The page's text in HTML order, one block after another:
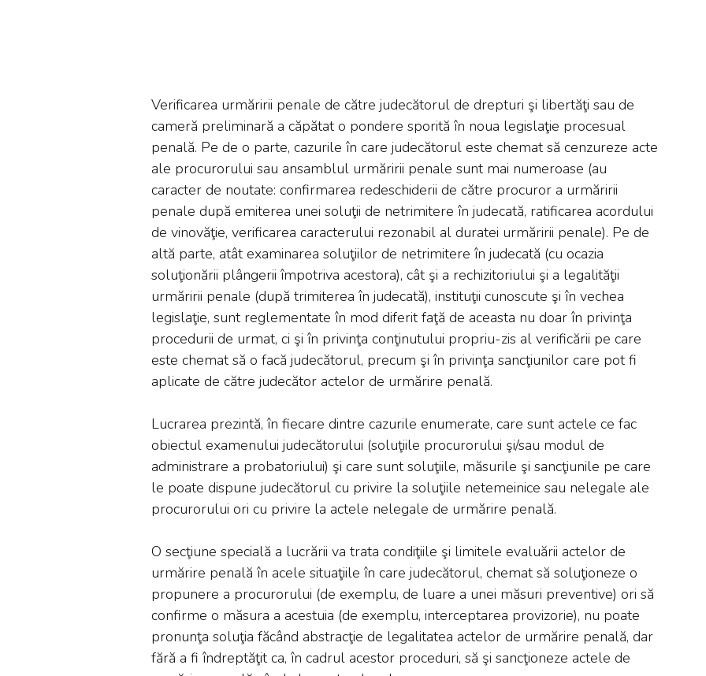
Verificarea urmăririi penale de către judecătorul de drepturi şi libertăţi sau de
cameră preliminară a căpătat o pondere sporită în noua legislaţie procesual
penală. Pe de o parte, cazurile în care judecătorul este chemat să cenzureze acte
ale procurorului sau ansamblul urmăririi penale sunt mai numeroase (au
caracter de noutate: confirmarea redeschiderii de către procuror a urmăririi
penale după emiterea unei soluţii de netrimitere în judecată, ratificarea acordului
de vinovăţie, verificarea caracterului rezonabil al duratei urmăririi penale). Pe de
altă parte, atât examinarea soluţiilor de netrimitere în judecată (cu ocazia
soluţionării plângerii împotriva acestora), cât şi a rechizitoriului şi a legalităţii
urmăririi penale (după trimiterea în judecată), instituţii cunoscute şi în vechea
legislaţie, sunt reglementate în mod diferit faţă de aceasta nu doar în privinţa
procedurii de urmat, ci şi în privinţa conţinutului propriu-zis al verificării pe care
este chemat să o facă judecătorul, precum şi în privinţa sancţiunilor care pot fi
aplicate de către judecător actelor de urmărire penală.
Lucrarea prezintă, în fiecare dintre cazurile enumerate, care sunt actele ce fac
obiectul examenului judecătorului (soluţiile procurorului şi/sau modul de
administrare a probatoriului) şi care sunt soluţiile, măsurile şi sancţiunile pe care
le poate dispune judecătorul cu privire la soluţiile netemeinice sau nelegale ale
procurorului ori cu privire la actele nelegale de urmărire penală.
O secţiune specială a lucrării va trata condiţiile şi limitele evaluării actelor de
urmărire penală în acele situaţiile în care judecătorul, chemat să soluţioneze o
propunere a procurorului (de exemplu, de luare a unei măsuri preventive) ori să
confirme o măsura a acestuia (de exemplu, interceptarea provizorie), nu poate
pronunţa soluţia făcând abstracţie de legalitatea actelor de urmărire penală, dar
fără a fi îndreptăţit ca, în cadrul acestor proceduri, să şi sancţioneze actele de